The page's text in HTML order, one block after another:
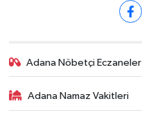
Adana Nöbetçi Eczaneler
Adana Namaz Vakitleri